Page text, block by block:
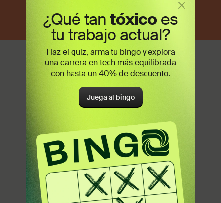
¿Por qué un
portafolio de
¿Qué tan tóxico es
tu trabajo actual?
Haz el quiz, arma tu bingo y explora
una carrera en tech más equilibrada
con hasta un 40% de descuento.
Juega al bingo